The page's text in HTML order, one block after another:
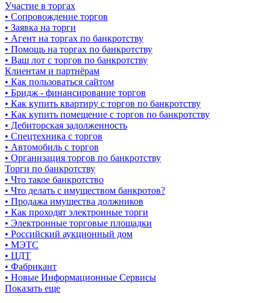
Участие в торгах
• Сопровождение торгов
• Заявка на торги
• Агент на торгах по банкротству
• Помощь на торгах по банкротству
• Ваш лот с торгов по банкротству
Клиентам и партнёрам
• Как пользоваться сайтом
• Бридж - финансирование торгов
• Как купить квартиру с торгов по банкротству
• Как купить помещение с торгов по банкротству
• Дебиторская задолженность
• Спецтехника с торгов
• Автомобиль с торгов
• Организация торгов по банкротству
Торги по банкротству
• Что такое банкротство
• Что делать с имуществом банкротов?
• Продажа имущества должников
• Как проходят электронные торги
• Электронные торговые площадки
• Российский аукционный дом
• МЭТС
• ЦДТ
• Фабрикант
• Новые Информационные Сервисы
Показать еще